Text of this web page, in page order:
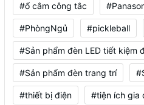
#ổ cắm công tắc
#PhòngNgủ #pickleball
#Sản phẩm đèn LED tiết kiệm
#Sản phẩm đèn trang trí
#thiết bị điện #tiện ích gia